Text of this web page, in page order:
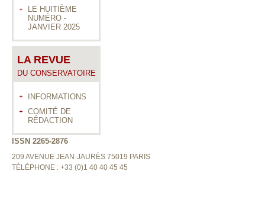
LE HUITIÈME
NUMÉRO -
JANVIER 2025
LA REVUE
DU CONSERVATOIRE
INFORMATIONS
COMITÉ DE
RÉDACTION
ISSN 2265-2876
209 AVENUE JEAN-JAURÈS 75019 PARIS
TÉLÉPHONE : +33 (0)1 40 40 45 45